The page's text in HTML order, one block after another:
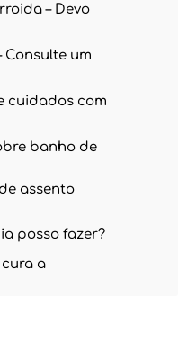
– Devo
um
cuidados com
banho de
assento
posso fazer?
a